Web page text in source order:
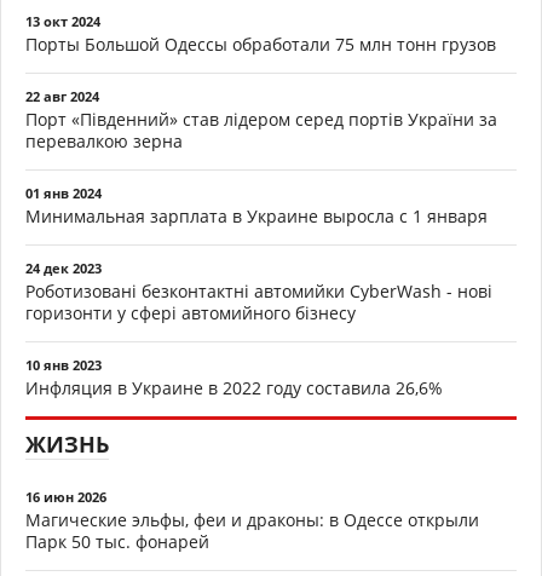
13 окт 2024
Порты Большой Одессы обработали 75 млн тонн грузов
22 авг 2024
Порт «Південний» став лідером серед портів України за
перевалкою зерна
01 янв 2024
Минимальная зарплата в Украине выросла с 1 января
24 дек 2023
Роботизовані безконтактні автомийки CyberWash - нові
горизонти у сфері автомийного бізнесу
10 янв 2023
Инфляция в Украине в 2022 году составила 26,6%
ЖИЗНЬ
16 июн 2026
Магические эльфы, феи и драконы: в Одессе открыли
Парк 50 тыс. фонарей